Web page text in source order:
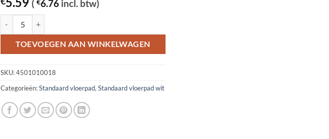
( 6.76 incl. btw)
TOEVOEGEN AAN WINKELWAGEN
SKU:4501010018
Categorieën:Standaard vloerpad, Standaard vloerpad wit